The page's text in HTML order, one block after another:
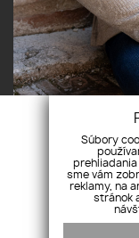
Súbory
sme vám
reklamy, na
stránok